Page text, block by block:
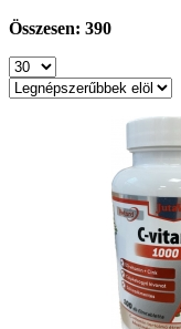
Összesen: 390